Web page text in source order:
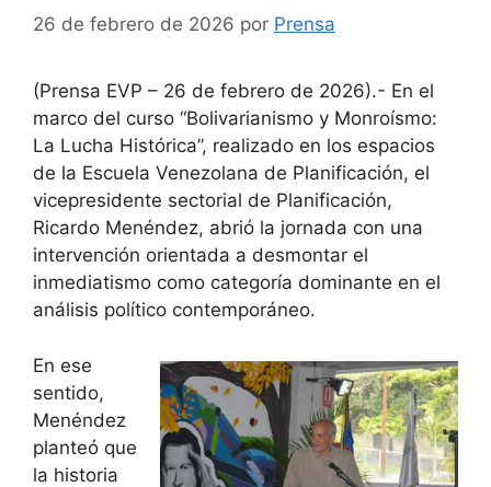
26 de febrero de 2026 por Prensa
(Prensa EVP – 26 de febrero de 2026).- En el
marco del curso “Bolivarianismo y Monroísmo:
La Lucha Histórica”, realizado en los espacios
de la Escuela Venezolana de Planificación, el
vicepresidente sectorial de Planificación,
Ricardo Menéndez, abrió la jornada con una
intervención orientada a desmontar el
inmediatismo como categoría dominante en el
análisis político contemporáneo.
En ese
sentido,
Menéndez
planteó que
la historia